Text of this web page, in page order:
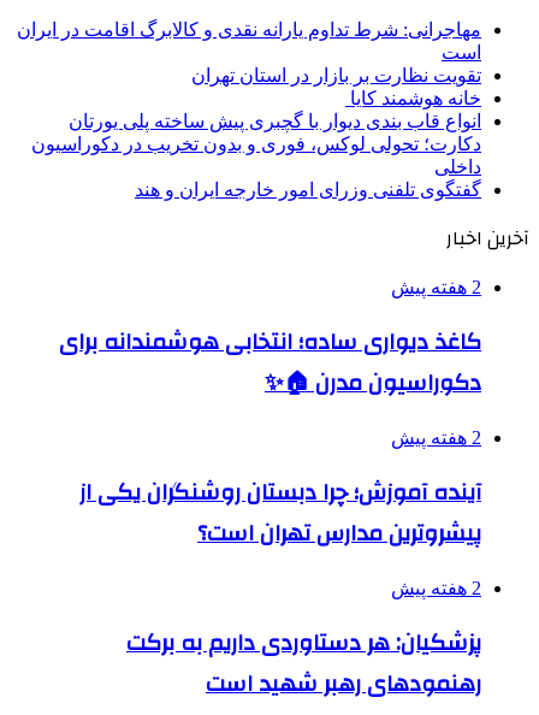
مهاجرانی: شرط تداوم یارانه نقدی و کالابرگ اقامت در ایران
است
تقویت نظارت بر بازار در استان تهران
خانه هوشمند کایا
انواع قاب بندی دیوار با گچبری پیش ساخته پلی یورتان
دکارت؛ تحولی لوکس، فوری و بدون تخریب در دکوراسیون
داخلی
گفتگوی تلفنی وزرای امور خارجه ایران و هند
آخرین اخبار
2 هفته پیش
کاغذ دیواری ساده؛ انتخابی هوشمندانه برای
دکوراسیون مدرن 🏠✨
2 هفته پیش
آینده آموزش؛ چرا دبستان روشنگران یکی از
پیشروترین مدارس تهران است؟
2 هفته پیش
پزشکیان: هر دستاوردی داریم به برکت
رهنمودهای رهبر شهید است